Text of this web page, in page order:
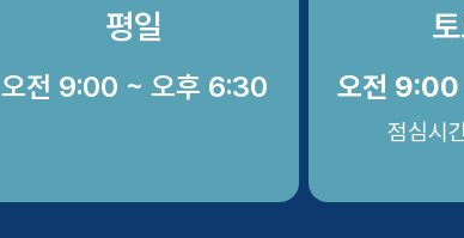
평일
오전 9:00 ~ 오후 6:30 오전
점심시